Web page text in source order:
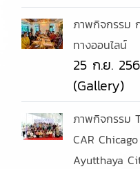
ภาพกิจกรรม
ทางออนไลน์
25 ก.ย.
(Gallery)
ภาพกิจกรรม
CAR
Ayutthaya